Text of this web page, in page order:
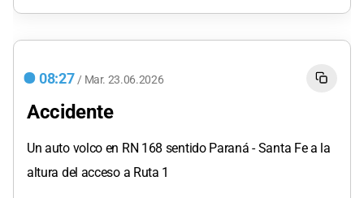
08:27 / Mar. 23.06.2026
Accidente
Un auto volco en RN 168 sentido Paraná - Santa Fe a la
altura del acceso a Ruta 1